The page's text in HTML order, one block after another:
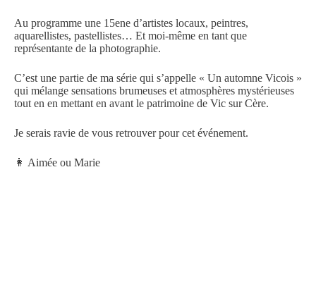
Au programme une 15ene d’artistes locaux, peintres,
aquarellistes, pastellistes… Et moi-même en tant que
représentante de la photographie.
C’est une partie de ma série qui s’appelle « Un automne Vicois »
qui mélange sensations brumeuses et atmosphères mystérieuses
tout en en mettant en avant le patrimoine de Vic sur Cère.
Je serais ravie de vous retrouver pour cet événement.
👩 Aimée ou Marie